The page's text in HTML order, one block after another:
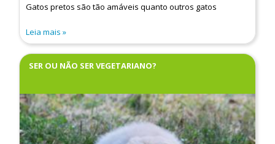
Gatos pretos são tão amáveis quanto outros gatos
Leia mais
SER OU NÃO SER VEGETARIANO?